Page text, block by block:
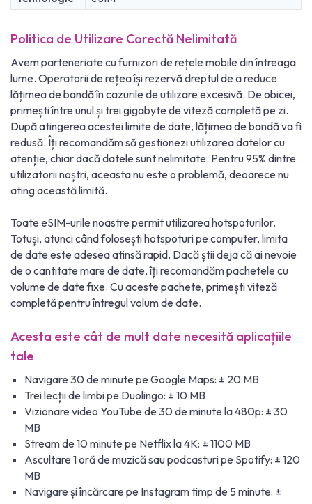
Politica de Utilizare Corectă Nelimitată
Avem parteneriate cu furnizori de rețele mobile din întreaga
lume. Operatorii de rețea își rezervă dreptul de a reduce
lățimea de bandă în cazurile de utilizare excesivă. De obicei,
primești între unul și trei gigabyte de viteză completă pe zi.
După atingerea acestei limite de date, lățimea de bandă va fi
redusă. Îți recomandăm să gestionezi utilizarea datelor cu
atenție, chiar dacă datele sunt nelimitate. Pentru 95% dintre
utilizatorii noștri, aceasta nu este o problemă, deoarece nu
ating această limită.
Toate eSIM-urile noastre permit utilizarea hotspoturilor.
Totuși, atunci când folosești hotspoturi pe computer, limita
de date este adesea atinsă rapid. Dacă știi deja că ai nevoie
de o cantitate mare de date, îți recomandăm pachetele cu
volume de date fixe. Cu aceste pachete, primești viteză
completă pentru întregul volum de date.
Acesta este cât de mult date necesită aplicațiile
tale
Navigare 30 de minute pe Google Maps: ± 20 MB
Trei lecții de limbi pe Duolingo: ± 10 MB
Vizionare video YouTube de 30 de minute la 480p: ± 30
MB
Stream de 10 minute pe Netflix la 4K: ± 1100 MB
Ascultare 1 oră de muzică sau podcasturi pe Spotify: ± 120
MB
Navigare și încărcare pe Instagram timp de 5 minute: ±